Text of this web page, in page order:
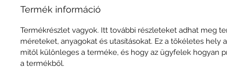
Termék információ
Termékrészlet vagyok. Itt további részleteket adhat meg
méreteket, anyagokat és utasításokat. Ez a tökéletes hely
mitől különleges a terméke, és hogy az ügyfelek hogyan
a termékből.